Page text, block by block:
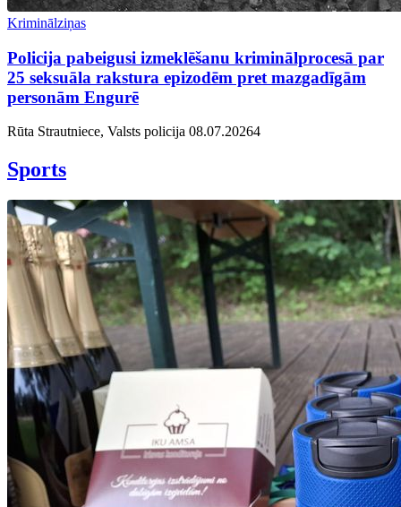
Kriminālziņas
Policija pabeigusi izmeklēšanu kriminālprocesā par
25 seksuāla rakstura epizodēm pret mazgadīgām
personām Engurē
Rūta Strautniece, Valsts policija 08.07.20264
Sports